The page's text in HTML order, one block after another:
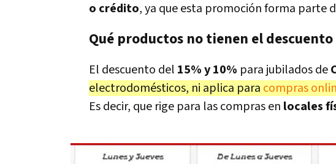
o crédito, ya que esta promoción forma parte
Qué productos no tienen el descuento
El descuento del 15% y 10% para jubilados de
electrodomésticos, ni aplica para compras
Es decir, que rige para las compras en locales